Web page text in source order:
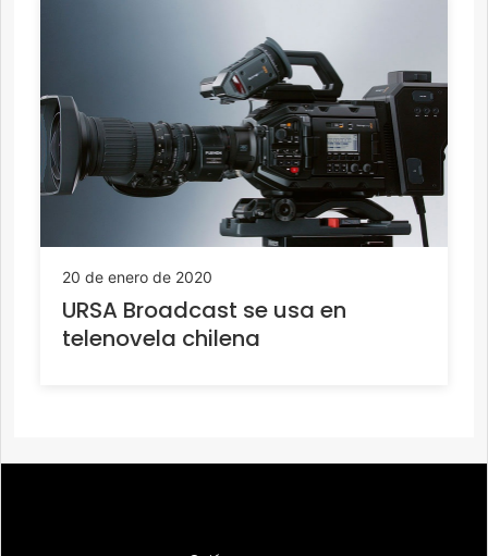
20 de enero de 2020
URSA Broadcast se usa en
telenovela chilena